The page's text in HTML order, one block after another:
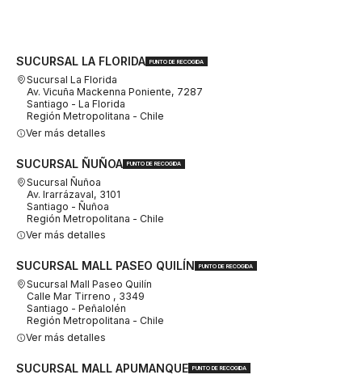
SUCURSAL LA FLORIDA PUNTO DE RECOGIDA
Sucursal La Florida
Av. Vicuña Mackenna Poniente, 7287
Santiago - La Florida
Región Metropolitana - Chile
Ver más detalles
SUCURSAL ÑUÑOA PUNTO DE RECOGIDA
Sucursal Ñuñoa
Av. Irarrázaval, 3101
Santiago - Ñuñoa
Región Metropolitana - Chile
Ver más detalles
SUCURSAL MALL PASEO QUILÍN PUNTO DE RECOGIDA
Sucursal Mall Paseo Quilín
Calle Mar Tirreno , 3349
Santiago - Peñalolén
Región Metropolitana - Chile
Ver más detalles
SUCURSAL MALL APUMANQUE PUNTO DE RECOGIDA